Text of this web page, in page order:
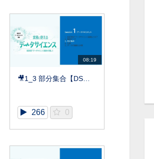
08:19
🎥1_3 部分集合【DS基礎】
266 0